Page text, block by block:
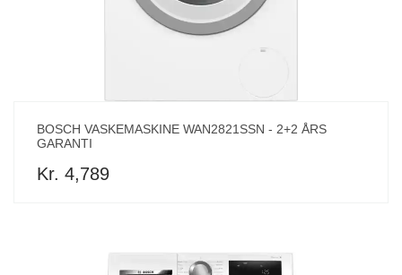
BOSCH VASKEMASKINE WAN2821SSN - 2+2 ÅRS
GARANTI
Kr. 4,789